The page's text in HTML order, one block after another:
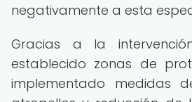
negativamente a esta
Gracias a la
establecido zonas de
implementado medidas